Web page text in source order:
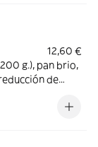
12,60 €
g.), pan brio,
de
a la plancha)